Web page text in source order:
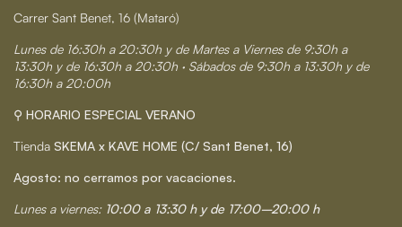
Carrer Sant Benet, 16 (Mataró)
Lunes de 16:30h a 20:30h y de Martes a Viernes de 9:30h a
13:30h y de 16:30h a 20:30h · Sábados de 9:30h a 13:30h y de
16:30h a 20:00h
⚲ HORARIO ESPECIAL VERANO
Tienda SKEMA x KAVE HOME (C/ Sant Benet, 16)
Agosto: no cerramos por vacaciones.
Lunes a viernes: 10:00 a 13:30 h y de 17:00–20:00 h